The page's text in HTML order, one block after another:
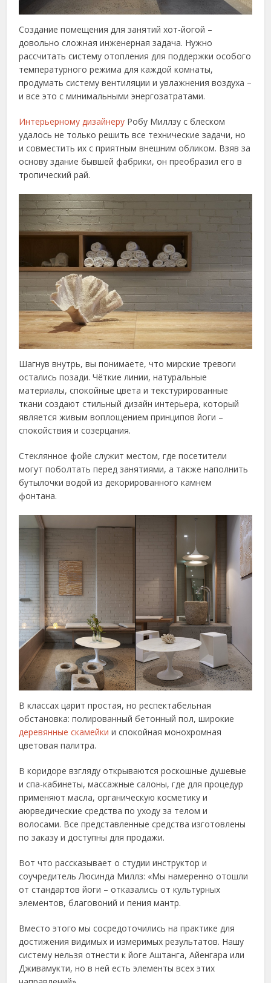
Создание помещения для занятий хот-йогой –
довольно сложная инженерная задача. Нужно
рассчитать систему отопления для поддержки особого
температурного режима для каждой комнаты,
продумать систему вентиляции и увлажнения воздуха –
и все это с минимальными энергозатратами.
Интерьерному дизайнеру Робу Миллзу с блеском
удалось не только решить все технические задачи, но
и совместить их с приятным внешним обликом. Взяв за
основу здание бывшей фабрики, он преобразил его в
тропический рай.
Шагнув внутрь, вы понимаете, что мирские тревоги
остались позади. Чёткие линии, натуральные
материалы, спокойные цвета и текстурированные
ткани создают стильный дизайн интерьера, который
является живым воплощением принципов йоги –
спокойствия и созерцания.
Стеклянное фойе служит местом, где посетители
могут поболтать перед занятиями, а также наполнить
бутылочки водой из декорированного камнем
фонтана.
В классах царит простая, но респектабельная
обстановка: полированный бетонный пол, широкие
деревянные скамейки и спокойная монохромная
цветовая палитра.
В коридоре взгляду открываются роскошные душевые
и спа-кабинеты, массажные салоны, где для процедур
применяют масла, органическую косметику и
аюрведические средства по уходу за телом и
волосами. Все представленные средства изготовлены
по заказу и доступны для продажи.
Вот что рассказывает о студии инструктор и
соучредитель Люсинда Миллз: «Мы намеренно отошли
от стандартов йоги – отказались от культурных
элементов, благовоний и пения мантр.
Вместо этого мы сосредоточились на практике для
достижения видимых и измеримых результатов. Нашу
систему нельзя отнести к йоге Аштанга, Айенгара или
Дживамукти, но в ней есть элементы всех этих